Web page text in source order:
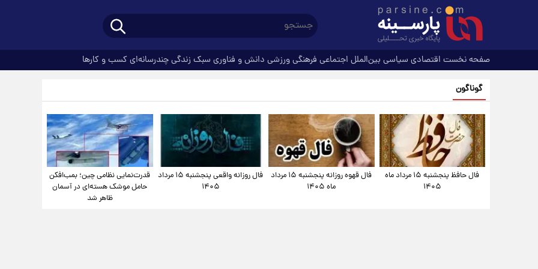
صفحه نخست اقتصادی سیاسی بین‌الملل اجتماعی فرهنگیورزشی دانش و فناوری سبک زندگیچندرسانه‌ای کسب و کارها
گوناگون
فال حافظ پنجشنبه ۱۵ مرداد ماه
۱۴۰۵
فال قهوه روزانه پنجشنبه ۱۵ مرداد
ماه ۱۴۰۵
فال روزانه واقعی پنجشنبه ۱۵ مرداد
۱۴۰۵
قدرت‌نمایی نظامی چین؛ بمب‌افکن
حامل موشک هسته‌ای در آسمان
ظاهر شد